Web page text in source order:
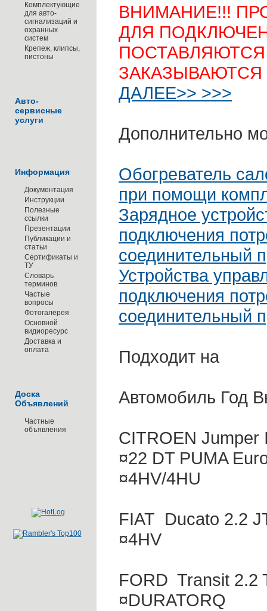
Комплектующие
для авто-
сигнализаций и
охранных
систем
Крепеж, клипсы,
пистоны
Авто-
сервисные
услуги
Информация
Документация
Инструкции
Полезные
ссылки
Презентации
Публикации и
статьи
Сертификаты и
ТУ
Словарь
терминов
Частые
вопросы
Фотогалерея
Основной
видиоресурс
Доставка и
оплата
Доска
Объявлений
Частные
объявления
ВНИМАНИЕ!!!
ДЛЯ
ДАЛЕЕ>> >>>
Дополнительно
Обогреватель
при помощи
Зарядное
подключения
соединительный
Устройства
подключения
соединительный
Подходит на
Автомобиль Год
CITROEN Jumper
¤22 DT PUMA
¤4HV/4HU
FIAT Ducato 2.2
¤4HV
FORD Transit 2.2
¤DURATORQ